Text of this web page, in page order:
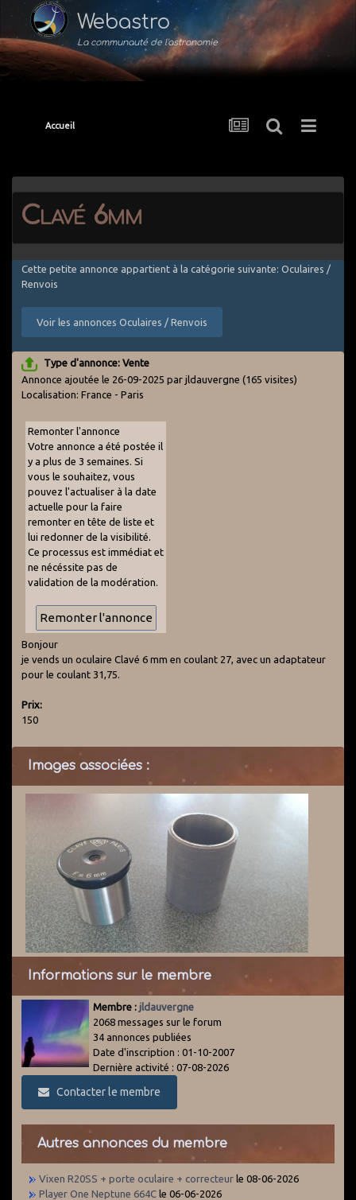
Webastro
La communauté de l'astronomie
Accueil
Clavé 6mm
Cette petite annonce appartient à la catégorie suivante: Oculaires /
Renvois
Voir les annonces Oculaires / Renvois
Type d'annonce: Vente
Annonce ajoutée le 26-09-2025 par jldauvergne (165 visites)
Localisation: France - Paris
Remonter l'annonce
Votre annonce a été postée il
y a plus de 3 semaines. Si
vous le souhaitez, vous
pouvez l'actualiser à la date
actuelle pour la faire
remonter en tête de liste et
lui redonner de la visibilité.
Ce processus est immédiat et
ne nécéssite pas de
validation de la modération.
Bonjour
je vends un oculaire Clavé 6 mm en coulant 27, avec un adaptateur
pour le coulant 31,75.
Prix:
150
Images associées :
Informations sur le membre
Membre : jldauvergne
2068 messages sur le forum
34 annonces publiées
Date d'inscription : 01-10-2007
Dernière activité : 07-08-2026
Contacter le membre
Autres annonces du membre
Vixen R20SS + porte oculaire + correcteur le 08-06-2026
Player One Neptune 664C le 06-06-2026